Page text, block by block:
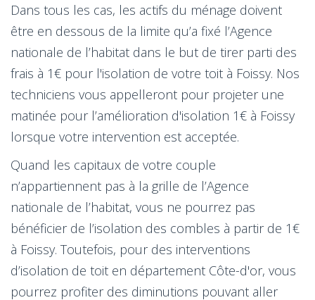
Dans tous les cas, les actifs du ménage doivent
être en dessous de la limite qu’a fixé l’Agence
nationale de l’habitat dans le but de tirer parti des
frais à 1€ pour l'isolation de votre toit à Foissy. Nos
techniciens vous appelleront pour projeter une
matinée pour l’amélioration d'isolation 1€ à Foissy
lorsque votre intervention est acceptée.
Quand les capitaux de votre couple
n’appartiennent pas à la grille de l’Agence
nationale de l’habitat, vous ne pourrez pas
bénéficier de l’isolation des combles à partir de 1€
à Foissy. Toutefois, pour des interventions
d’isolation de toit en département Côte-d'or, vous
pourrez profiter des diminutions pouvant aller